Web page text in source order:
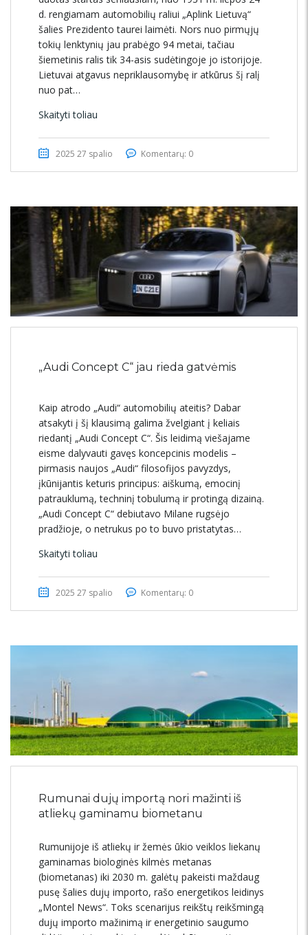
d. rengiamam automobilių raliui „Aplink Lietuvą“
šalies Prezidento taurei laimėti. Nors nuo pirmųjų
tokių lenktynių jau prabėgo 94 metai, tačiau
šiemetinis ralis tik 34-asis sudėtingoje jo istorijoje.
Lietuvai atgavus nepriklausomybę ir atkūrus šį ralį
nuo pat…
Skaityti toliau
2025 27 spalio Komentarų: 0
„Audi Concept C“ jau rieda gatvėmis
Kaip atrodo „Audi“ automobilių ateitis? Dabar
atsakyti į šį klausimą galima žvelgiant į keliais
riedantį „Audi Concept C“. Šis leidimą viešajame
eisme dalyvauti gavęs koncepcinis modelis –
pirmasis naujos „Audi“ filosofijos pavyzdys,
įkūnijantis keturis principus: aiškumą, emocinį
patrauklumą, techninį tobulumą ir protingą dizainą.
„Audi Concept C“ debiutavo Milane rugsėjo
pradžioje, o netrukus po to buvo pristatytas…
Skaityti toliau
2025 27 spalio Komentarų: 0
Rumunai dujų importą nori mažinti iš
atliekų gaminamu biometanu
Rumunijoje iš atliekų ir žemės ūkio veiklos liekanų
gaminamas biologinės kilmės metanas
(biometanas) iki 2030 m. galėtų pakeisti maždaug
pusę šalies dujų importo, rašo energetikos leidinys
„Montel News“. Toks scenarijus reikštų reikšmingą
dujų importo mažinimą ir energetinio saugumo